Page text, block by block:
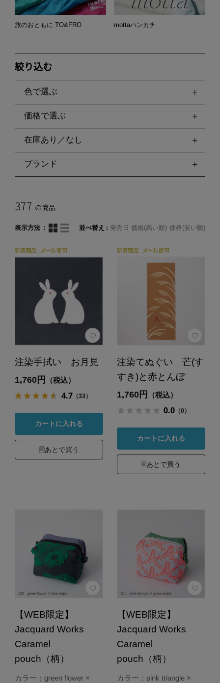
旅のおともに TO&FRO mottaハンカチ
絞り込む
色で選ぶ
価格で選ぶ
在庫あり／なし
ブランド
377 の商品
表示方法 並べ替え 発売日 価格(高い順) 価格(安い順)
注染手拭い お月見
1,760円 （税込）
4.7（33）
カートに入れる
あとで買う
注染てぬぐい 芒(す
すき)と赤とんぼ
1,760円 （税込）
0.0（0）
カートに入れる
あとで買う
【WEB限定】
Jacquard Works
Caramel
pouch（柄）
カラー：green flower ×
【WEB限定】
Jacquard Works
Caramel
pouch（柄）
カラー：pink triangle ×